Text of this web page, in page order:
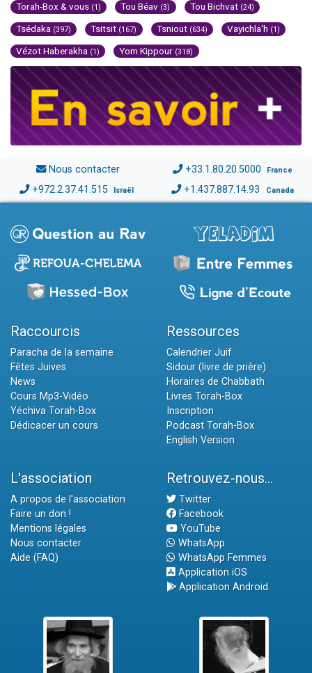
Torah-Box & vous (1) Tou Béav (3) Tou Bichvat (24)
Tsédaka (397) Tsitsit (167) Tsniout (634) Vayichla'h (1)
Vézot Haberakha (1) Yom Kippour (318)
Nous contacter +33.1.80.20.5000 France
+972.2.37.41.515 Israël +1.437.887.14.93 Canada
Raccourcis
Paracha de la semaine
Fêtes Juives
News
Cours Mp3-Vidéo
Yéchiva Torah-Box
Dédicacer un cours
Ressources
Calendrier Juif
Sidour (livre de prière)
Horaires de Chabbath
Livres Torah-Box
Inscription
Podcast Torah-Box
English Version
L'association
A propos de l'association
Faire un don !
Mentions légales
Nous contacter
Aide (FAQ)
Retrouvez-nous...
Twitter
Facebook
YouTube
WhatsApp
WhatsApp Femmes
Application iOS
Application Android